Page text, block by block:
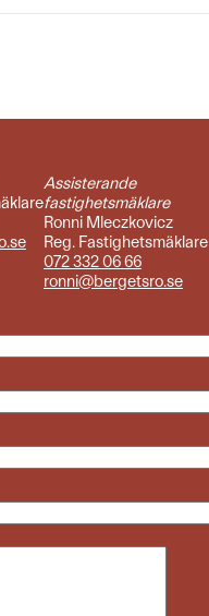
Assisterande
fastighetsmäklare
Ronni Mleczkovicz
Reg. Fastighetsmäklare
072 332 06 66
ronni@bergetsro.se